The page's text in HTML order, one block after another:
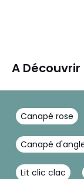
A Découvrir
Canapé rose
Canapé
Lit clic clac